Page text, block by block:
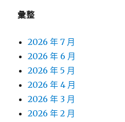
彙整
2026 年 7 月
2026 年 6 月
2026 年 5 月
2026 年 4 月
2026 年 3 月
2026 年 2 月